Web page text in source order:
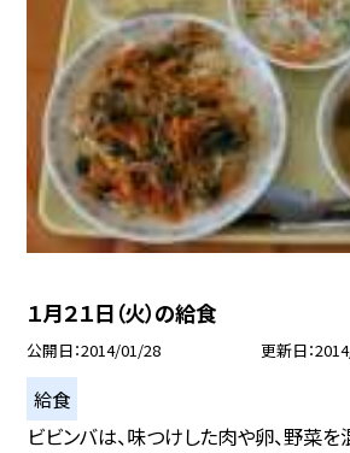
１月２１日（火）の給食
公開日 2014/01/28 更新日
給食
ビビンバは、味つけした肉や卵、野菜